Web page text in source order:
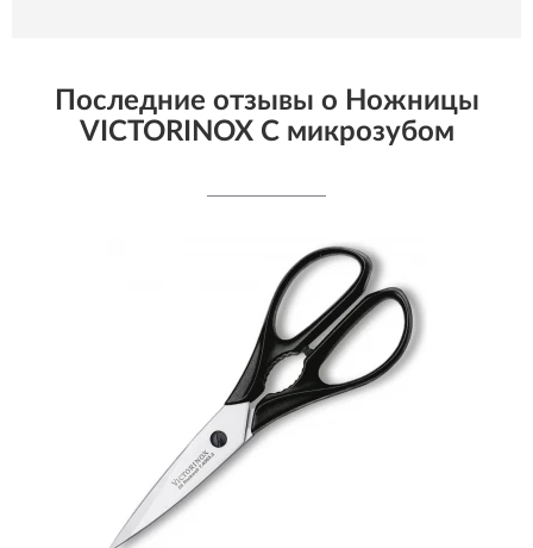
Последние отзывы о Ножницы
VICTORINOX С микрозубом